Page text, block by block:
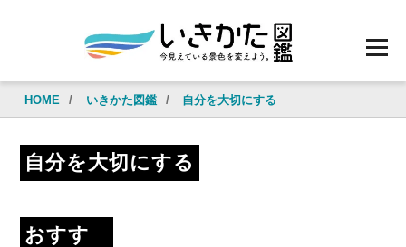
HOME / いきかた図鑑 / 自分を大切にする
自分を大切にする
おすす